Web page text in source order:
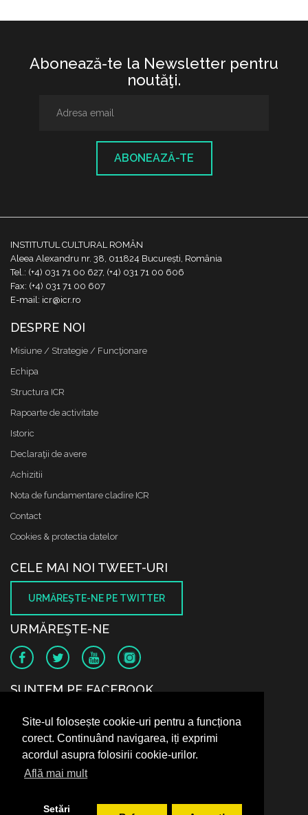
Site-ul folosește cookie-uri pentru a funcționa
corect. Continuând navigarea, iți exprimi
acordul asupra folosirii cookie-urilor.
Află mai mult
Setări
Abonează-te la Newsletter pentru
noutăţi.
ABONEAZĂ-TE
INSTITUTUL CULTURAL ROMÂN
Aleea Alexandru nr. 38, 011824 București, România
Tel.: (+4) 031 71 00 627, (+4) 031 71 00 606
Fax: (+4) 031 71 00 607
E-mail: icr@icr.ro
DESPRE NOI
Misiune / Strategie / Funcţionare
Echipa
Structura ICR
Rapoarte de activitate
Istoric
Declaraţii de avere
Achizitii
Nota de fundamentare cladire ICR
Contact
Cookies & protectia datelor
CELE MAI NOI TWEET-URI
URMĂREŞTE-NE PE TWITTER
URMĂREŞTE-NE
SUNTEM PE FACEBOOK